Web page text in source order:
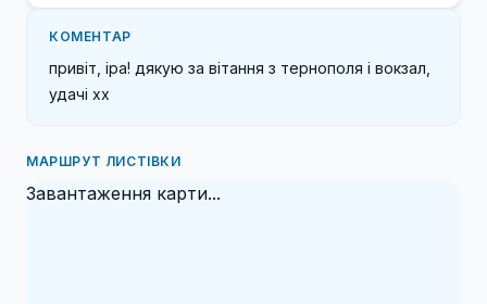
КОМЕНТАР
привіт, іра! дякую за вітання з тернополя і вокзал,
удачі хх
МАРШРУТ ЛИСТІВКИ
Завантаження карти...